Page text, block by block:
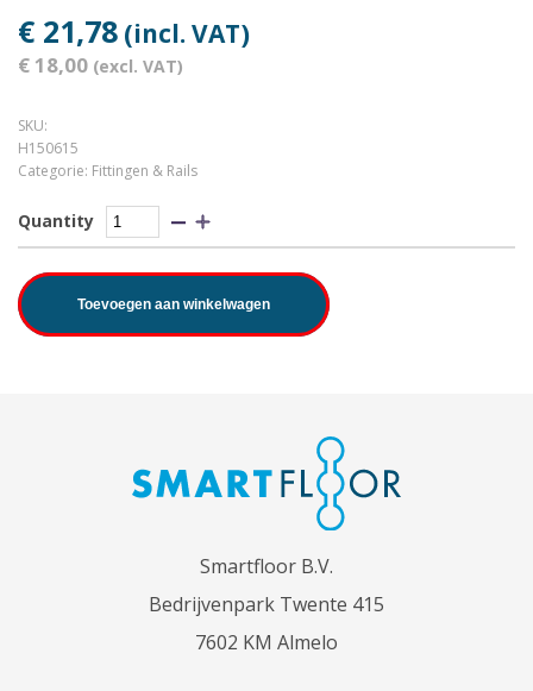
€ 21,78 (incl. VAT)
€ 18,00 (excl. VAT)
SKU:
H150615
Categorie: Fittingen & Rails
Quantity
Toevoegen aan winkelwagen
Smartfloor B.V.
Bedrijvenpark Twente 415
7602 KM Almelo